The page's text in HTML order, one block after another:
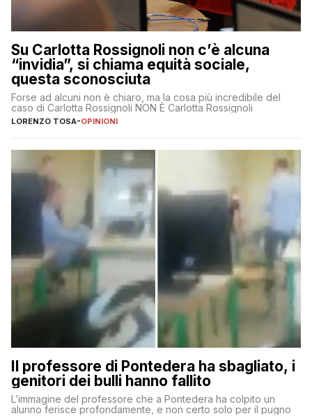
Su Carlotta Rossignoli non c’è alcuna
“invidia”, si chiama equità sociale,
questa sconosciuta
Forse ad alcuni non è chiaro, ma la cosa più incredibile del
caso di Carlotta Rossignoli NON È Carlotta Rossignoli
LORENZO TOSA-OPINIONI
Il professore di Pontedera ha sbagliato, i
genitori dei bulli hanno fallito
L’immagine del professore che a Pontedera ha colpito un
alunno ferisce profondamente, e non certo solo per il pugno